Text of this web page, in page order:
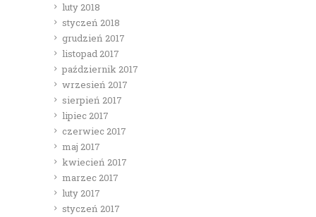
luty 2018
styczeń 2018
grudzień 2017
listopad 2017
październik 2017
wrzesień 2017
sierpień 2017
lipiec 2017
czerwiec 2017
maj 2017
kwiecień 2017
marzec 2017
luty 2017
styczeń 2017